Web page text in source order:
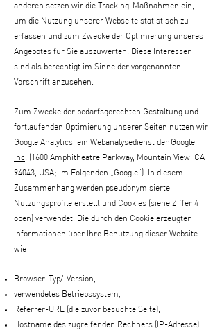
anderen setzen wir die Tracking-Maßnahmen ein,
um die Nutzung unserer Webseite statistisch zu
erfassen und zum Zwecke der Optimierung unseres
Angebotes für Sie auszuwerten. Diese Interessen
sind als berechtigt im Sinne der vorgenannten
Vorschrift anzusehen.
Zum Zwecke der bedarfsgerechten Gestaltung und
fortlaufenden Optimierung unserer Seiten nutzen wir
Google Analytics, ein Webanalysedienst der Google
Inc. (1600 Amphitheatre Parkway, Mountain View, CA
94043, USA; im Folgenden „Google“). In diesem
Zusammenhang werden pseudonymisierte
Nutzungsprofile erstellt und Cookies (siehe Ziffer 4
oben) verwendet. Die durch den Cookie erzeugten
Informationen über Ihre Benutzung dieser Website
wie
Browser-Typ/-Version,
verwendetes Betriebssystem,
Referrer-URL (die zuvor besuchte Seite),
Hostname des zugreifenden Rechners (IP-Adresse),